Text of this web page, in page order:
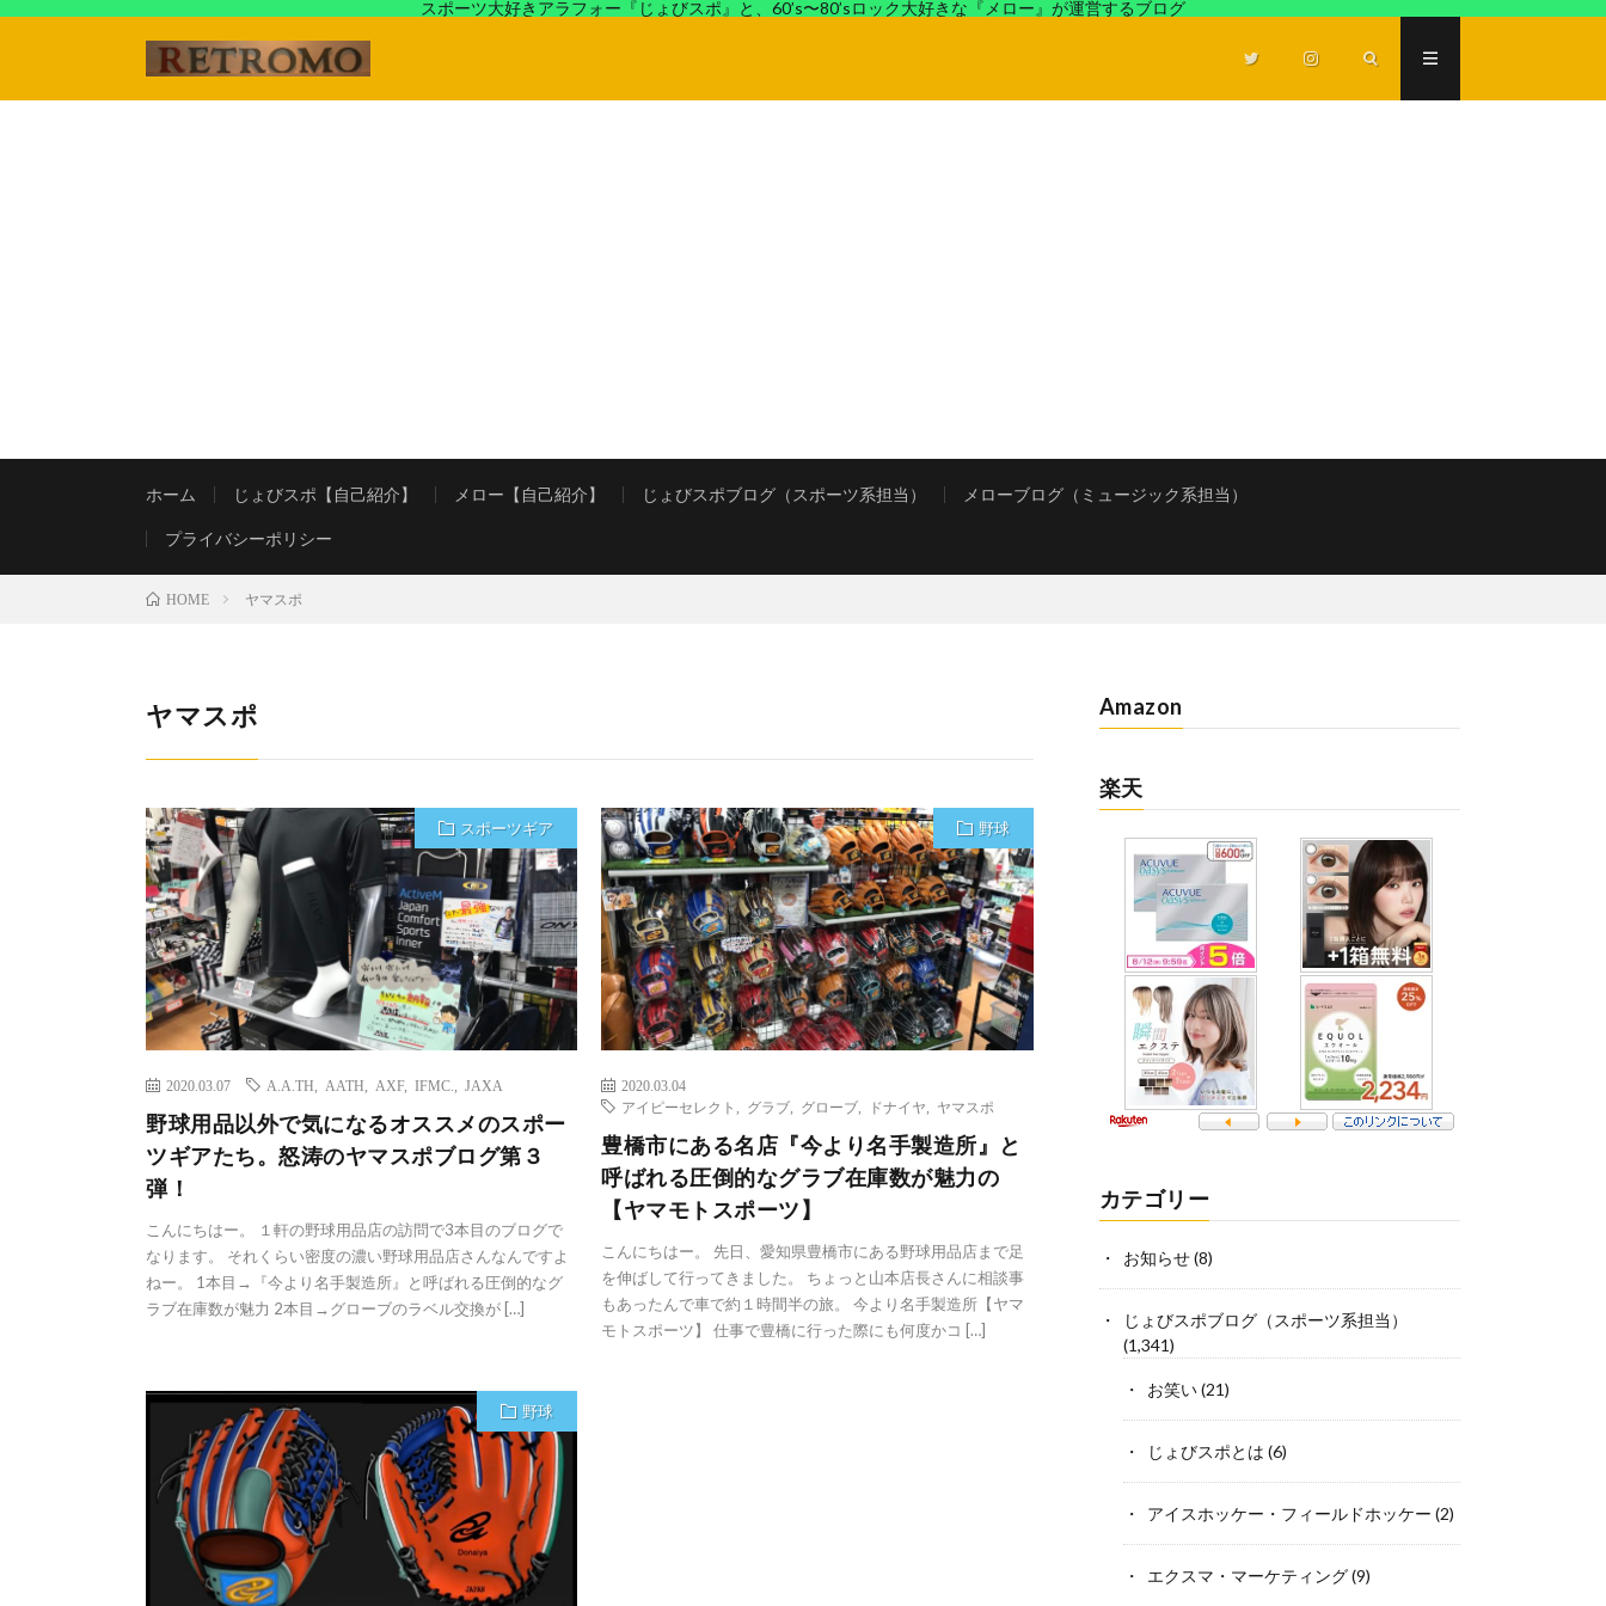
スポーツ大好きアラフォー『じょびスポ』と、60’s〜80’sロック大好きな『メロー』が運営するブログ
ホーム じょびスポ【自己紹介】 メロー【自己紹介】 じょびスポブログ（スポーツ系担当） メローブログ（ミュージック系担当）
プライバシーポリシー
HOME ヤマスポ
ヤマスポ
スポーツギア
2020.03.07 A.A.TH AATH AXF, IFMC. JAXA
野球用品以外で気になるオススメのスポー
ツギアたち。怒涛のヤマスポブログ第３
弾！
こんにちはー。 １軒の野球用品店の訪問で3本目のブログで
なります。 それくらい密度の濃い野球用品店さんなんですよ
ねー。 1本目→『今より名手製造所』と呼ばれる圧倒的なグ
ラブ在庫数が魅力 2本目→グローブのラベル交換が […]
野球
2020.03.04
アイピーセレクト
グラブ グローブ ドナイヤ ヤマスポ
豊橋市にある名店『今より名手製造所』と
呼ばれる圧倒的なグラブ在庫数が魅力の
【ヤマモトスポーツ】
こんにちはー。 先日、愛知県豊橋市にある野球用品店まで足
を伸ばして行ってきました。 ちょっと山本店長さんに相談事
もあったんで車で約１時間半の旅。 今より名手製造所【ヤマ
モトスポーツ】 仕事で豊橋に行った際にも何度かコ […]
野球
Amazon
楽天
カテゴリー
お知らせ(8)
じょびスポブログ（スポーツ系担当）
(1,341)
お笑い(21)
じょびスポとは (6)
アイスホッケー・フィールドホッケー (2)
エクスマ・マーケティング(9)